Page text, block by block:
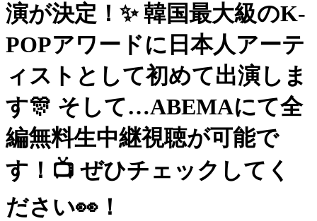
演が決定！✨ 韓国最大級のK-
POPアワードに日本人アーテ
ィストとして初めて出演しま
す🎊 そして…ABEMAにて全
編無料生中継視聴が可能で
す！📺 ぜひチェックしてく
ださい👀！